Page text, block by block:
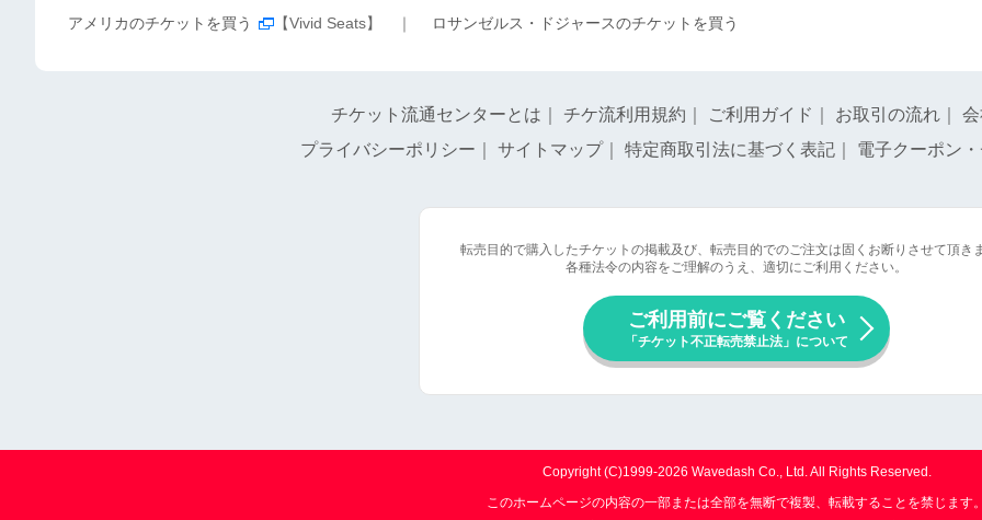
アメリカのチケットを買う 【Vivid Seats】 ｜ ロサンゼルス・ドジャースのチケットを買う
チケット流通センターとは チケ流利用規約 ご利用ガイド お取引の流れ
プライバシーポリシー
サイトマップ｜ 特定商取引法に基づく表記 電子クーポン
転売目的で購入したチケットの掲載及び、転売目的でのご注文は固くお断りさせて頂きま
各種法令の内容をご理解のうえ、適切にご利用ください。
ご利用前にご覧ください
「チケット不正転売禁止法」について
Copyright (C)1999-2026 Wavedash Co., Ltd. All Rights Reserved.
このホームページの内容の一部または全部を無断で複製、転載することを禁じます。